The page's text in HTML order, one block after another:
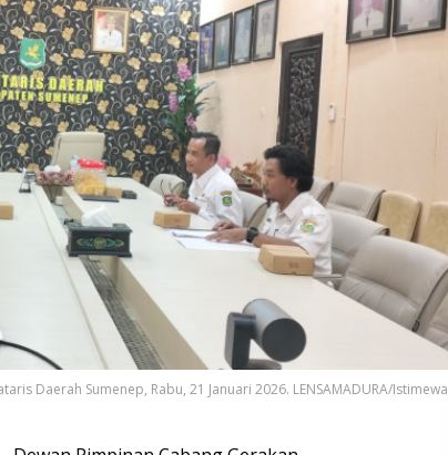
Daerah Sumenep, Rabu, 21 Januari 2026. LENSAMADURA/Istimewa